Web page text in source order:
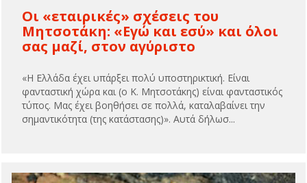
Οι «εταιρικές» σχέσεις του
Μητσοτάκη: «Εγώ και εσύ» και όλοι
σας μαζί, στον αγύριστο
«Η Ελλάδα έχει υπάρξει πολύ υποστηρικτική. Είναι
φανταστική χώρα και (ο Κ. Μητσοτάκης) είναι φανταστικός
τύπος. Μας έχει βοηθήσει σε πολλά, καταλαβαίνει την
σημαντικότητα (της κατάστασης)». Αυτά δήλωσ...